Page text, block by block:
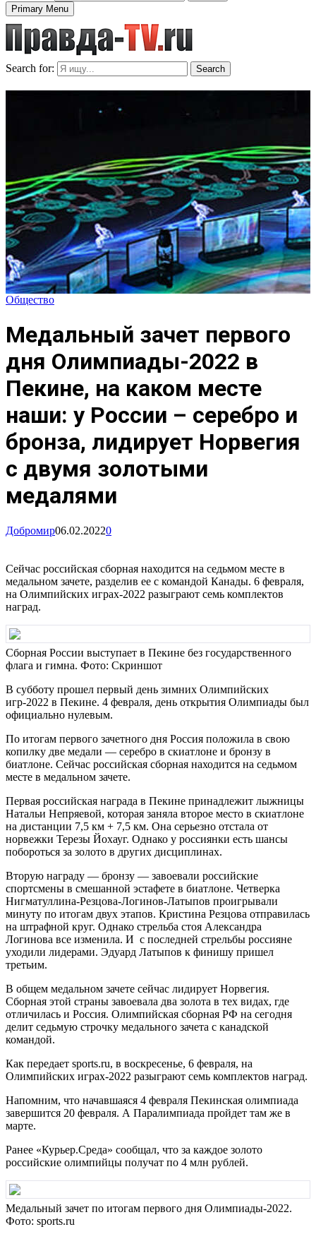
Primary Menu
Search for: Search
Общество
Медальный зачет первого
дня Олимпиады-2022 в
Пекине, на каком месте
наши: у России – серебро и
бронза, лидирует Норвегия
с двумя золотыми
медалями
Добромир06.02.20220
Сейчас российская сборная находится на седьмом месте в
медальном зачете, разделив ее с командой Канады. 6 февраля,
на Олимпийских играх-2022 разыграют семь комплектов
наград.
Сборная России выступает в Пекине без государственного
флага и гимна. Фото: Скриншот
В субботу прошел первый день зимних Олимпийских
игр-2022 в Пекине. 4 февраля, день открытия Олимпиады был
официально нулевым.
По итогам первого зачетного дня Россия положила в свою
копилку две медали — серебро в скиатлоне и бронзу в
биатлоне. Сейчас российская сборная находится на седьмом
месте в медальном зачете.
Первая российская награда в Пекине принадлежит лыжницы
Натальи Непряевой, которая заняла второе место в скиатлоне
на дистанции 7,5 км + 7,5 км. Она серьезно отстала от
норвежки Терезы Йохауг. Однако у россиянки есть шансы
побороться за золото в других дисциплинах.
Вторую награду — бронзу — завоевали российские
спортсмены в смешанной эстафете в биатлоне. Четверка
Нигматуллина-Резцова-Логинов-Латыпов проигрывали
минуту по итогам двух этапов. Кристина Резцова отправилась
на штрафной круг. Однако стрельба стоя Александра
Логинова все изменила. И с последней стрельбы россияне
уходили лидерами. Эдуард Латыпов к финишу пришел
третьим.
В общем медальном зачете сейчас лидирует Норвегия.
Сборная этой страны завоевала два золота в тех видах, где
отличилась и Россия. Олимпийская сборная РФ на сегодня
делит седьмую строчку медального зачета с канадской
командой.
Как передает sports.ru, в воскресенье, 6 февраля, на
Олимпийских играх-2022 разыграют семь комплектов наград.
Напомним, что начавшаяся 4 февраля Пекинская олимпиада
завершится 20 февраля. А Паралимпиада пройдет там же в
марте.
Ранее «Курьер.Среда» сообщал, что за каждое золото
российские олимпийцы получат по 4 млн рублей.
Медальный зачет по итогам первого дня Олимпиады-2022.
Фото: sports.ru